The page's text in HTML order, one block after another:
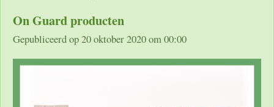
On Guard producten
Gepubliceerd op 20 oktober 2020 om 00:00